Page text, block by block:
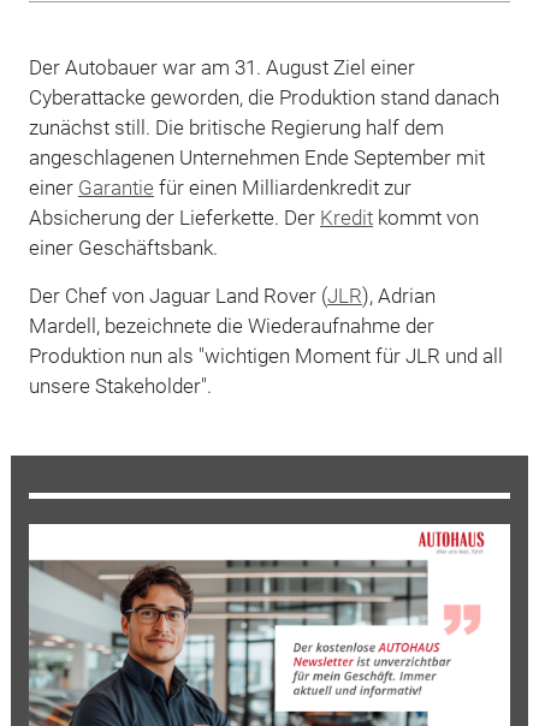
Der Autobauer war am 31. August Ziel einer
Cyberattacke geworden, die Produktion stand danach
zunächst still. Die britische Regierung half dem
angeschlagenen Unternehmen Ende September mit
einer Garantie für einen Milliardenkredit zur
Absicherung der Lieferkette. Der Kreditkommt von
einer Geschäftsbank.
Der Chef von Jaguar Land Rover (JLR), Adrian
Mardell, bezeichnete die Wiederaufnahme der
Produktion nun als "wichtigen Moment für JLR und all
unsere Stakeholder".